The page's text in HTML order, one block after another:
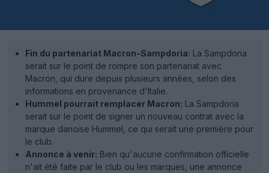
Fin du partenariat Macron-Sampdoria: La Sampdoria
serait sur le point de rompre son partenariat avec
Macron, qui dure depuis plusieurs années, selon des
informations en provenance d'Italie.
Hummel pourrait remplacer Macron: La Sampdoria
serait sur le point de signer un nouveau contrat avec la
marque danoise Hummel, ce qui serait une première pour
le club.
Annonce à venir: Bien qu'aucune confirmation officielle
n'ait été faite par le club ou les marques, une annonce